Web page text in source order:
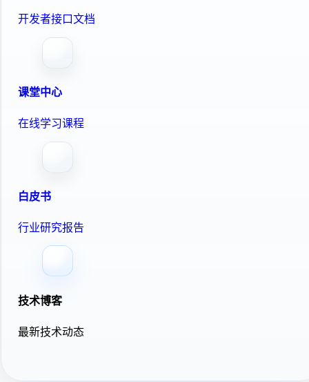
开发者接口文档
课堂中心
在线学习课程
白皮书
行业研究报告
技术博客
最新技术动态